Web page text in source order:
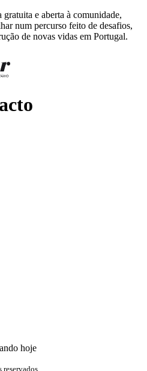
gratuita e aberta à comunidade,
num percurso feito de desafios,
de novas vidas em Portugal.
hoje